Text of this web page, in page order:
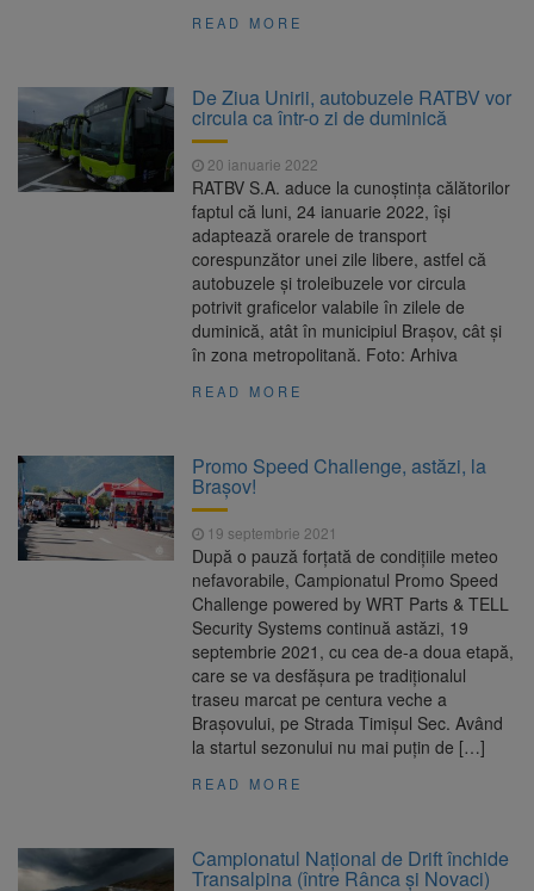
READ MORE
De Ziua Unirii, autobuzele RATBV vor
circula ca într-o zi de duminică
20 ianuarie 2022
RATBV S.A. aduce la cunoștința călătorilor
faptul că luni, 24 ianuarie 2022, își
adaptează orarele de transport
corespunzător unei zile libere, astfel că
autobuzele și troleibuzele vor circula
potrivit graficelor valabile în zilele de
duminică, atât în municipiul Braşov, cât şi
în zona metropolitană. Foto: Arhiva
READ MORE
Promo Speed Challenge, astăzi, la
Brașov!
19 septembrie 2021
După o pauză forțată de condițiile meteo
nefavorabile, Campionatul Promo Speed
Challenge powered by WRT Parts & TELL
Security Systems continuă astăzi, 19
septembrie 2021, cu cea de-a doua etapă,
care se va desfășura pe tradiționalul
traseu marcat pe centura veche a
Brașovului, pe Strada Timișul Sec. Având
la startul sezonului nu mai puțin de […]
READ MORE
Campionatul Național de Drift închide
Transalpina (între Rânca și Novaci)